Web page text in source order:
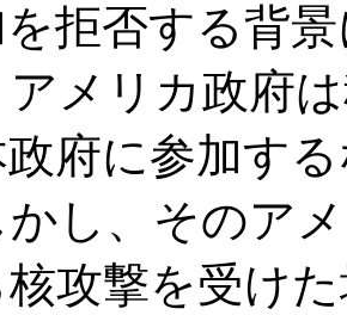
拒否する背
アメリカ政府
府に参加す
かし、そのア
攻撃を受け